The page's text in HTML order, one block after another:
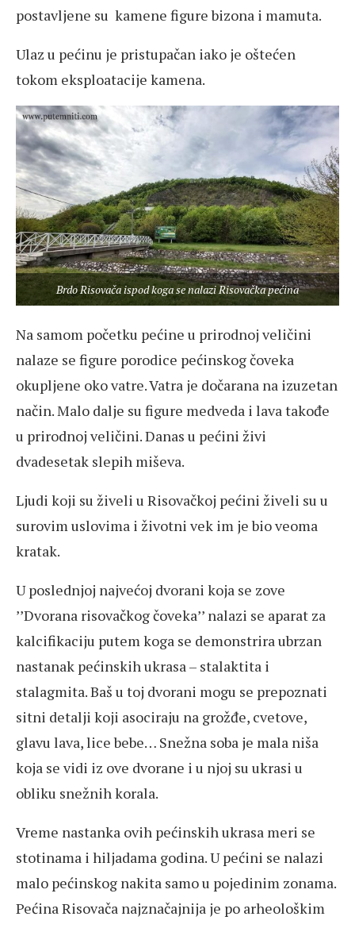
postavljene su kamene figure bizona i mamuta.
Ulaz u pećinu je pristupačan iako je oštećen
tokom eksploatacije kamena.
Brdo Risovača ispod koga se nalazi Risovačka pećina
Na samom početku pećine u prirodnoj veličini
nalaze se figure porodice pećinskog čoveka
okupljene oko vatre. Vatra je dočarana na izuzetan
način. Malo dalje su figure medveda i lava takođe
u prirodnoj veličini. Danas u pećini živi
dvadesetak slepih miševa.
Ljudi koji su živeli u Risovačkoj pećini živeli su u
surovim uslovima i životni vek im je bio veoma
kratak.
U poslednjoj najvećoj dvorani koja se zove
’’Dvorana risovačkog čoveka’’ nalazi se aparat za
kalcifikaciju putem koga se demonstrira ubrzan
nastanak pećinskih ukrasa – stalaktita i
stalagmita. Baš u toj dvorani mogu se prepoznati
sitni detalji koji asociraju na grožđe, cvetove,
glavu lava, lice bebe… Snežna soba je mala niša
koja se vidi iz ove dvorane i u njoj su ukrasi u
obliku snežnih korala.
Vreme nastanka ovih pećinskih ukrasa meri se
stotinama i hiljadama godina. U pećini se nalazi
malo pećinskog nakita samo u pojedinim zonama.
Pećina Risovača najznačajnija je po arheološkim